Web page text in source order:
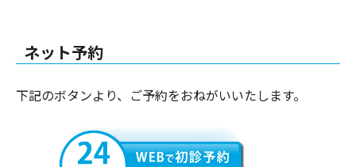
ネット予約
下記のボタンより、ご予約をおねがいいたします。